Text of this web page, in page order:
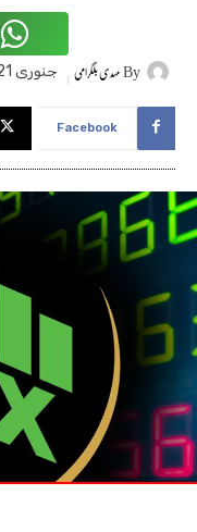
Byمہدی بلگرامی جنوری 21, 2020
Facebook